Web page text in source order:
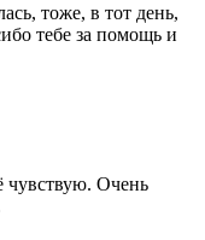
тоже, в тот день,
тебе за помощь и
чувствую. Очень